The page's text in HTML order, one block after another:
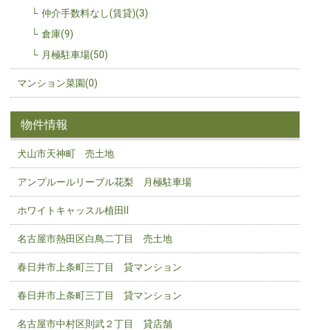
仲介手数料なし(賃貸)(3)
倉庫(9)
月極駐車場(50)
マンション菜園(0)
物件情報
犬山市天神町 売土地
アンプルールリーブル花梨 月極駐車場
ホワイトキャッスル植田Ⅱ
名古屋市熱田区白鳥二丁目 売土地
春日井市上条町三丁目 貸マンション
春日井市上条町三丁目 貸マンション
名古屋市中村区則武２丁目 貸店舗